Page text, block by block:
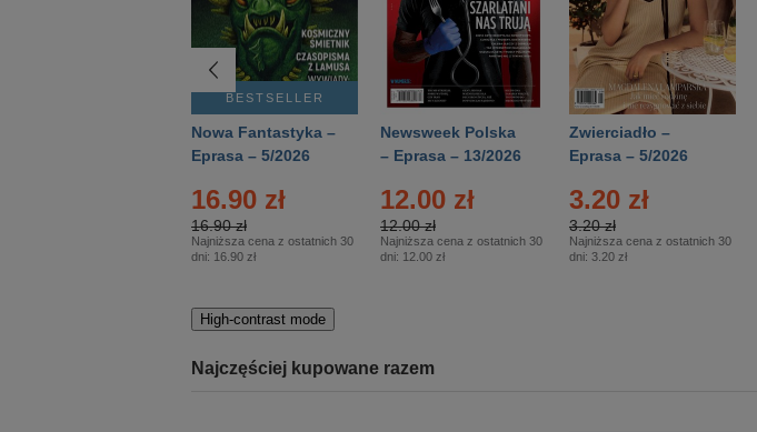
BESTSELLER
Nowa Fantastyka –
Eprasa – 5/2026
16.90 zł
16.90 zł
Najniższa cena z ostatnich 30
dni: 16.90 zł
Newsweek Polska
– Eprasa – 13/2026
12.00 zł
12.00 zł
Najniższa cena z ostatnich 30
dni: 12.00 zł
Zwierciadło –
Eprasa – 5/2026
3.20 zł
3.20 zł
Najniższa cena z ostatnich 30
dni: 3.20 zł
High-contrast mode
Najczęściej kupowane razem